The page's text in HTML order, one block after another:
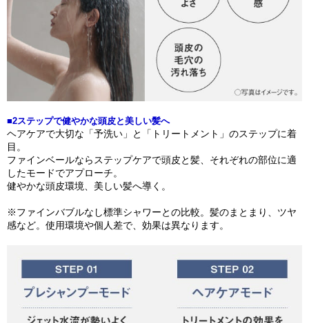
■2ステップで健やかな頭皮と美しい髪へ
ヘアケアで大切な「予洗い」と「トリートメント」のステップに着
目。
ファインベールならステップケアで頭皮と髪、それぞれの部位に適
したモードでアプローチ。
健やかな頭皮環境、美しい髪へ導く。
※ファインバブルなし標準シャワーとの比較。髪のまとまり、ツヤ
感など。使用環境や個人差で、効果は異なります。